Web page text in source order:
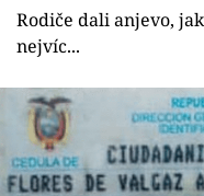
Rodiče dali anjevo,
nejvíc...